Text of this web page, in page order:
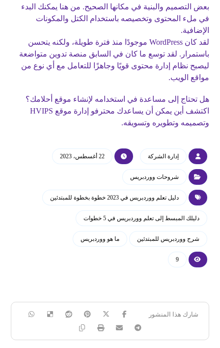
بعض التصميم والبنية في مكانها الصحيح. من هنا يمكنك البدء
في ملء المحتوى وتخصيصه باستخدام الكتل والمكونات
الإضافية.
لقد كان WordPress موجودًا منذ فترة طويلة، ولكنه يتحسن
باستمرار. لقد توسع ما كان في السابق منصة تدوين متواضعة
ليصبح نظام إدارة محتوى قويًا وجاهزًا للتعامل مع أي نوع من
مواقع الويب.
هل تحتاج إلى مساعدة في استخدامه لإنشاء موقع أحلامك؟
اكتشف أين يمكن أن يساعدك محترفو إدارة موقع HVIPS
وتصميمه وتطويره وتسويقه.
إدارة الشركة 22 أغسطس، 2023
شروحات ووردبريس
دليل تعلم ووردبريس في 2023 خطوة بخطوة للمبتدئين
دليلك المبسط إلى تعلم ووردبريس في 5 خطوات
شرح ووردبريس للمبتدئين ما هو ووردبريس
9